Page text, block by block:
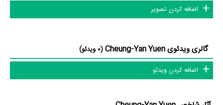
شاید یکی از مهم‌ترین بخش‌های بیوگرافی Cheung-Yan Yuen بازی در
فیلم فرشتگان چارلی : زدن به سیم آخر
اضافه کردن تصویر
گالری ویدئوی Cheung-Yan Yuen
(0 ویدئو)
اضافه کردن ویدئو